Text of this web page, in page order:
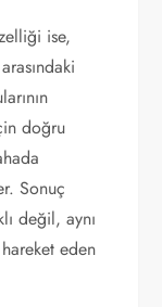
ise,
arasındaki
doğru
Sonuç
değil, aynı
hareket eden